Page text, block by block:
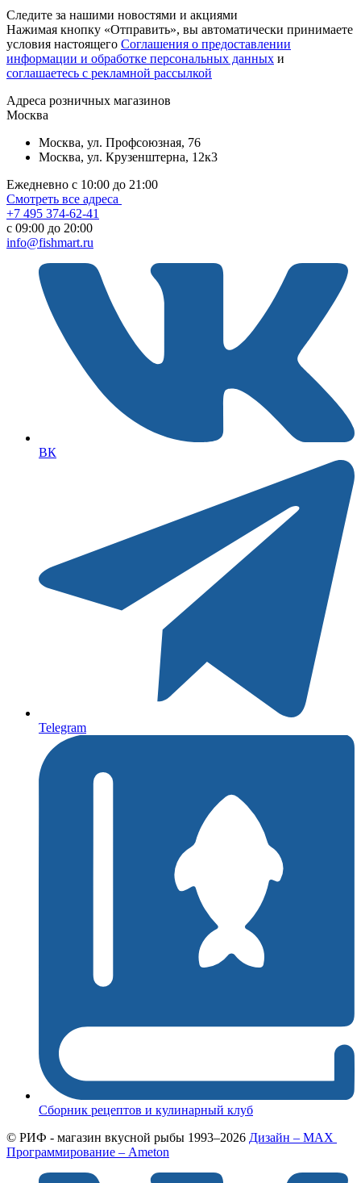
Следите за нашими новостями и акциями
Нажимая кнопку «Отправить», вы автоматически принимаете
условия настоящего Cоглашения о предоставлении
информации и обработке персональных данных и
соглашаетесь с рекламной рассылкой
Aдреса розничных магазинов
Москва
Москва, ул. Профсоюзная, 76
Москва, ул. Крузенштерна, 12к3
Ежедневно с 10:00 до 21:00
Смотреть все адреса
+7 495 374-62-41
c 09:00 до 20:00
info@fishmart.ru
ВК
Telegram
Сборник рецептов и кулинарный клуб
© РИФ - магазин вкусной рыбы 1993–2026 Дизайн – MAX
Программирование – Ameton